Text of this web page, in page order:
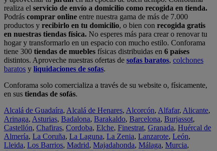
realiza el servicio de envío a domicilio como recogida en tienda.
Podrás comprar online entre nuestra gama de más de 7.000
productos y recibirlo en tu domicilio, o bien con recogida gratis
en nuestras tiendas física. No esperes más para crear o renovar tu
hogar y transformarlo en un espacio con mucho estilo. Conforama
tiene 300 tiendas de muebles físicas distribuidas en 6 países
distintos. Aproveche nuestras ofertas de sofas baratos, colchones
baratos y liquidaciones de sofas.
Conforama solo comercializa a través de su website o, físicamente,
en sus tiendas de sofás.
Alcalá de Guadaíra, Alcalá de Henares, Alcorcón, Alfafar, Alicante,
Arinaga, Asturias, Badalona, Barakaldo, Barcelona, Burjassot,
Castellón, Chafiras, Cordoba, Elche, Finestrat, Granada, Huércal de
Almería, La Coruña, La Laguna, La Zenia, Lanzarote, León,
Lleida, Los Barrios, Madrid, Majadahonda, Málaga, Murcia,